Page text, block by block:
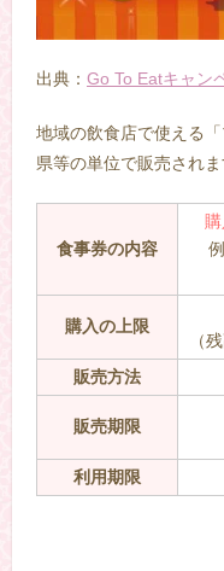
出典： Go To Eatキャン
地域の飲食店で使える
県等の単位で販売されま
食事券の内容
購入の上限
（
販売方法
販売期限
利用期限